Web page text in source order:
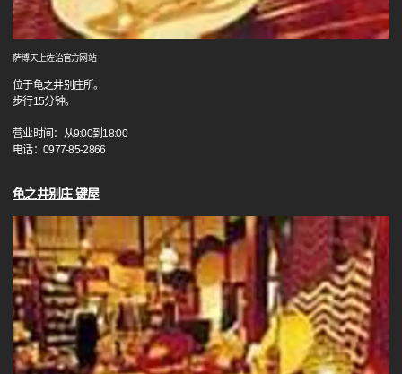
萨博天上佐治官方网站
位于龟之井别庄所。
步行15分钟。
营业时间：从9:00到18:00
电话：0977-85-2866
龟之井别庄 键屋